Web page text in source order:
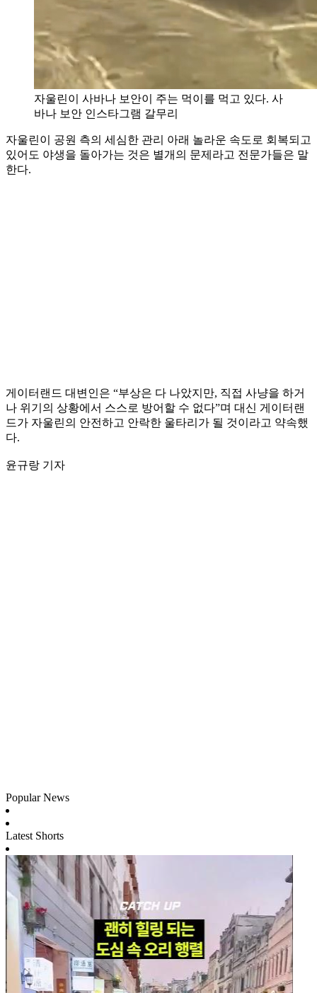
자울린이 사바나 보안이 주는 먹이를 먹고 있다. 사
바나 보안 인스타그램 갈무리
자울린이 공원 측의 세심한 관리 아래 놀라운 속도로 회복되고
있어도 야생을 돌아가는 것은 별개의 문제라고 전문가들은 말
한다.
게이터랜드 대변인은 “부상은 다 나았지만, 직접 사냥을 하거
나 위기의 상황에서 스스로 방어할 수 없다”며 대신 게이터랜
드가 자울린의 안전하고 안락한 울타리가 될 것이라고 약속했
다.
윤규랑 기자
Popular News
Latest Shorts